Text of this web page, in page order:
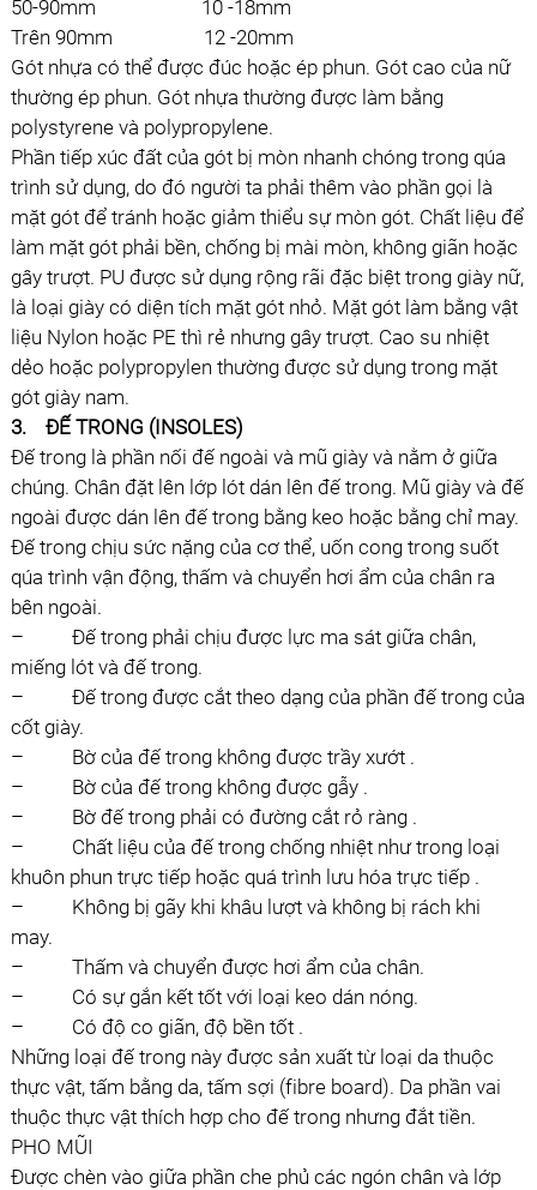
50-90mm 10 -18mm
Trên 90mm 12 -20mm
Gót nhựa có thể được đúc hoặc ép phun. Gót cao của nữ
thường ép phun. Gót nhựa thường được làm bằng
polystyrene và polypropylene.
Phần tiếp xúc đất của gót bị mòn nhanh chóng trong qúa
trình sử dụng, do đó người ta phải thêm vào phần gọi là
mặt gót để tránh hoặc giảm thiểu sự mòn gót. Chất liệu để
làm mặt gót phải bền, chống bị mài mòn, không giãn hoặc
gây trượt. PU được sử dụng rộng rãi đặc biệt trong giày nữ,
là loại giày có diện tích mặt gót nhỏ. Mặt gót làm bằng vật
liệu Nylon hoặc PE thì rẻ nhưng gây trượt. Cao su nhiệt
dẻo hoặc polypropylen thường được sử dụng trong mặt
gót giày nam.
3. ÐẾ TRONG (INSOLES)
Ðế trong là phần nối đế ngoài và mũ giày và nằm ở giữa
chúng. Chân đặt lên lớp lót dán lên đế trong. Mũ giày và đế
ngoài được dán lên đế trong bằng keo hoặc bằng chỉ may.
Ðế trong chịu sức nặng của cơ thể, uốn cong trong suốt
qúa trình vận động, thấm và chuyển hơi ẩm của chân ra
bên ngoài.
– Ðế trong phải chịu được lực ma sát giữa chân,
miếng lót và đế trong.
– Ðế trong được cắt theo dạng của phần đế trong của
cốt giày.
– Bờ của đế trong không được trầy xướt .
– Bờ của đế trong không được gẫy .
– Bờ đế trong phải có đường cắt rỏ ràng .
– Chất liệu của đế trong chống nhiệt như trong loại
khuôn phun trực tiếp hoặc quá trình lưu hóa trực tiếp .
– Không bị gãy khi khâu lượt và không bị rách khi
may.
– Thấm và chuyển được hơi ẩm của chân.
– Có sự gắn kết tốt với loại keo dán nóng.
– Có độ co giãn, độ bền tốt .
Những loại đế trong này được sản xuất từ loại da thuộc
thực vật, tấm bằng da, tấm sợi (fibre board). Da phần vai
thuộc thực vật thích hợp cho đế trong nhưng đắt tiền.
PHO MŨI
Ðược chèn vào giữa phần che phủ các ngón chân và lớp